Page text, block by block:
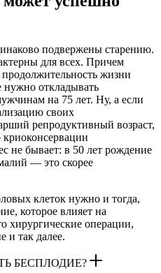
подвержены старению.
для всех. Причем
жизни
откладывать
на 75 лет. Ну, а если
своих
репродуктивный возраст,
не бывает: в 50 лет рождение
— это скорее
клеток нужно и тогда,
которое влияет на
операции,
и так далее.
БЕСПЛОДИЕ?